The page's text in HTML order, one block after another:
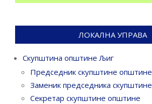
ЛОКАЛНА УПРАВА
Скупштина општине Љиг
Председник скупштине општине
Заменик председника скупштине
Секретар скупштине општине